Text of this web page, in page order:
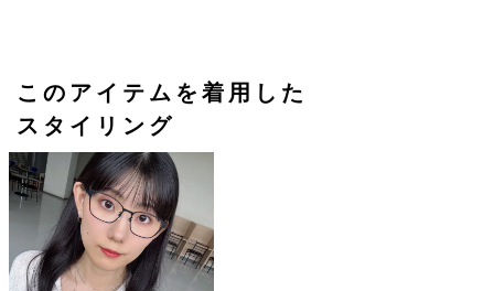
このアイテムを着用した
スタイリング